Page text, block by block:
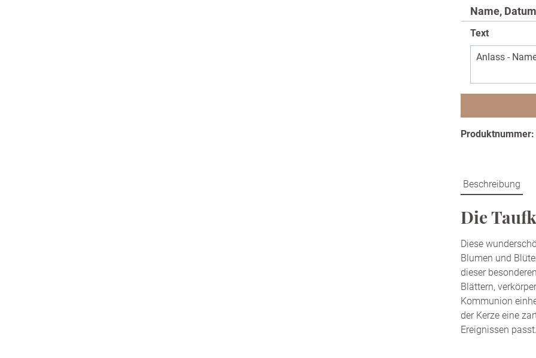
Name,
Text
Beschreibung
Die
Diese
Blumen und
dieser
Blättern,
Kommunion
der Kerze eine
Ereignissen passt.